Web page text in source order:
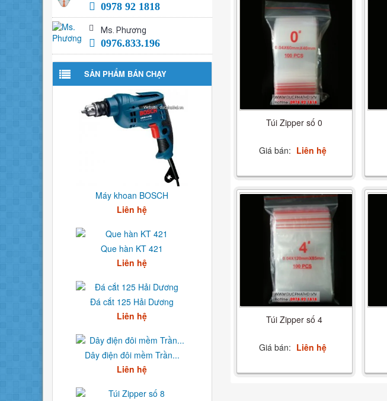
Túi Zipper số 0
Giá bán: Liên hệ
Túi Zipper số 4
Giá bán: Liên hệ
0978 92 1818
Ms. Phương
0976.833.196
SẢN PHẨM BÁN CHẠY
Máy khoan BOSCH
Liên hệ
Que hàn KT 421
Liên hệ
Đá cắt 125 Hải Dương
Liên hệ
Dây điện đôi mềm Trần...
Liên hệ